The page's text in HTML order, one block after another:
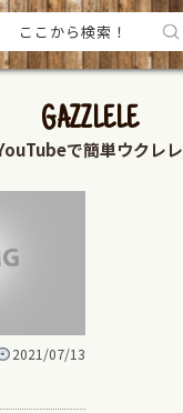
GAZZLELE
で簡単ウクレレ
2021/07/13